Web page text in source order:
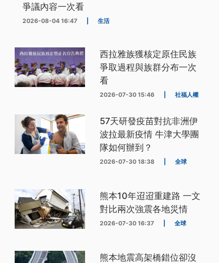
爭議內容一次看
2026-08-04 16:47 生活
西拉雅族獲核定原住民族
爭取過程與族群分布一次
看
2026-07-30 15:46 社福人權
57天研發疫苗對抗非洲伊
波拉最新疫情 牛津大學團
隊如何辦到？
2026-07-30 18:38 全球
熊本10年迢迢重建路 一文
對比兩次強震各地災情
2026-07-30 16:37 全球
熊本地震高架橋錯位卻沒